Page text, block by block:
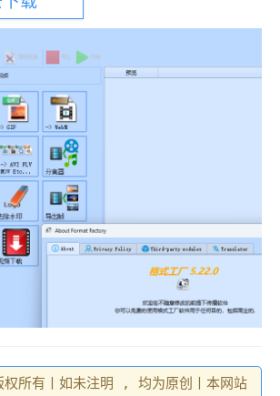
所有丨如未注明 , 均为原创丨本网站